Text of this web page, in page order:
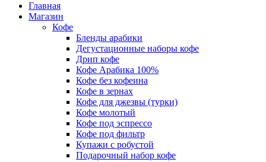
Главная
Магазин
Кофе
Бленды арабики
Дегустационные наборы кофе
Дрип кофе
Кофе Арабика 100%
Кофе без кофеина
Кофе в зернах
Кофе для джезвы (турки)
Кофе молотый
Кофе под эспрессо
Кофе под фильтр
Купажи с робустой
Подарочный набор кофе